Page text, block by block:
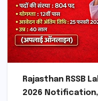
Rajasthan RSSB
2026